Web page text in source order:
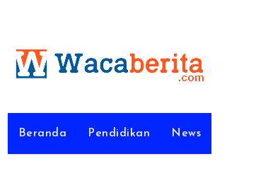
Beranda Pendidikan News